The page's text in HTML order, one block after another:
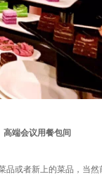
高端会议用餐包间
者新上的菜品，当